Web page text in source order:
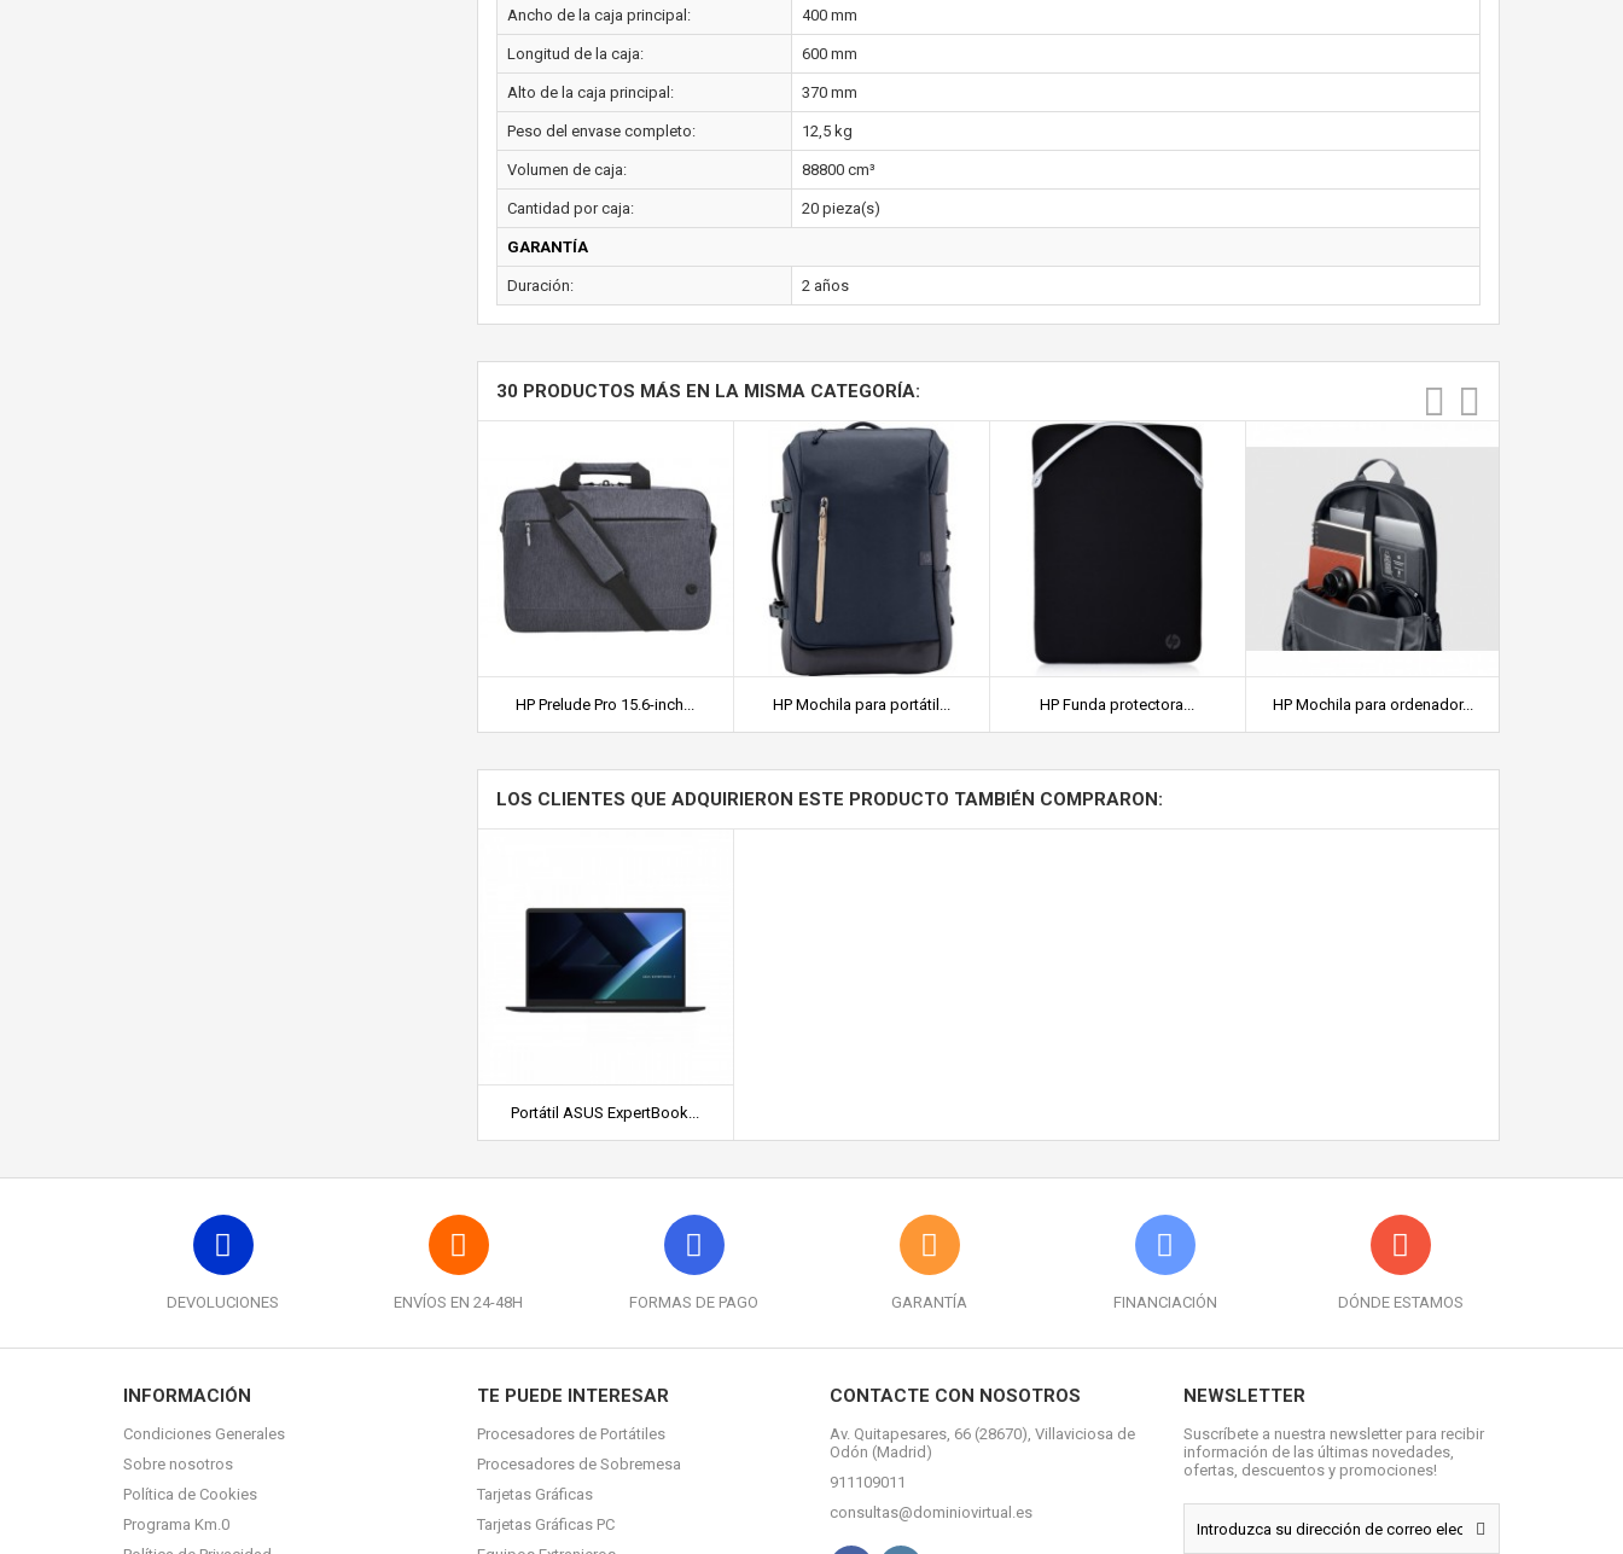
Ancho de la caja principal: 400 mm
Longitud de la caja: 600 mm
Alto de la caja principal: 370 mm
Peso del envase completo: 12,5 kg
Volumen de caja: 88800 cm³
Cantidad por caja: 20 pieza(s)
GARANTÍA
Duración: 2 años
30 PRODUCTOS MÁS EN LA MISMA CATEGORÍA:
HP Prelude Pro 15.6-inch... HP Mochila para portátil... HP Funda protectora... HP Mochila para ordenador...
LOS CLIENTES QUE ADQUIRIERON ESTE PRODUCTO TAMBIÉN COMPRARON:
Portátil ASUS ExpertBook...
DEVOLUCIONES ENVÍOS EN 24-48H FORMAS DE PAGO GARANTÍA FINANCIACIÓN DÓNDE ESTAMOS
INFORMACIÓN
Condiciones Generales
Sobre nosotros
Política de Cookies
Programa Km.0
TE PUEDE INTERESAR
Procesadores de Portátiles
Procesadores de Sobremesa
Tarjetas Gráficas
Tarjetas Gráficas PC
CONTACTE CON NOSOTROS
Av. Quitapesares, 66 (28670), Villaviciosa de
Odón (Madrid)
911109011
consultas@dominiovirtual.es
NEWSLETTER
Suscríbete a nuestra newsletter para recibir
información de las últimas novedades,
ofertas, descuentos y promociones!